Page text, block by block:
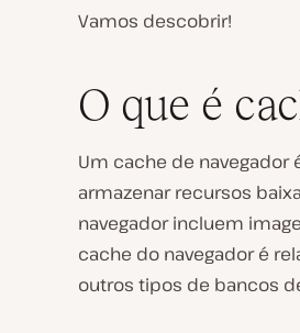
Vamos descobrir!
O que é
Um cache de navegador
armazenar recursos
navegador incluem
cache do navegador é
outros tipos de bancos